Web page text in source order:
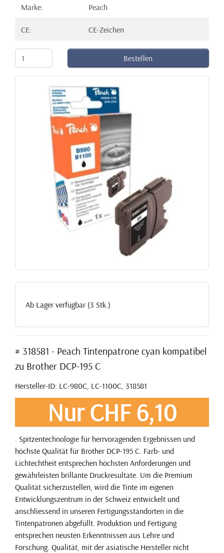
Marke: Peach
CE: CE-Zeichen
Bestellen
Ab Lager verfügbar (3 Stk.)
# 318581 - Peach Tintenpatrone cyan kompatibel
zu Brother DCP-195 C
Hersteller-ID: LC-980C, LC-1100C, 318581
Nur CHF 6,10
. Spitzentechnologie für herrvoragenden Ergebnissen und
höchste Qualität für Brother DCP-195 C. Farb- und
Lichtechtheit entsprechen höchsten Anforderungen und
gewährleisten brillante Druckresultate. Um die Premium
Qualität sicherzustellen, wird die Tinte im eigenen
Entwicklungszentrum in der Schweiz entwickelt und
anschliessend in unseren Fertigungsstandorten in die
Tintenpatronen abgefüllt. Produktion und Fertigung
entsprechen neusten Erkenntnissen aus Lehre und
Forschung. Qualität, mit der asiatische Hersteller nicht